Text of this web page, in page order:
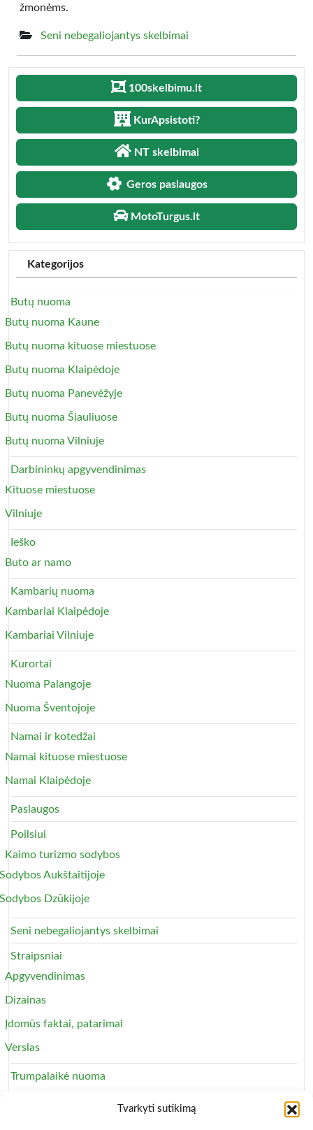
Tvarkyti sutikimą
žmonėms.
Seni nebegaliojantys skelbimai
100skelbimu.lt
KurApsistoti?
NT skelbimai
Geros paslaugos
MotoTurgus.lt
Kategorijos
Butų nuoma
Butų nuoma Kaune
Butų nuoma kituose miestuose
Butų nuoma Klaipėdoje
Butų nuoma Panevėžyje
Butų nuoma Šiauliuose
Butų nuoma Vilniuje
Darbininkų apgyvendinimas
Kituose miestuose
Vilniuje
Ieško
Buto ar namo
Kambarių nuoma
Kambariai Klaipėdoje
Kambariai Vilniuje
Kurortai
Nuoma Palangoje
Nuoma Šventojoje
Namai ir kotedžai
Namai kituose miestuose
Namai Klaipėdoje
Paslaugos
Poilsiui
Kaimo turizmo sodybos
Sodybos Aukštaitijoje
Sodybos Dzūkijoje
Seni nebegaliojantys skelbimai
Straipsniai
Apgyvendinimas
Dizainas
Įdomūs faktai, patarimai
Verslas
Trumpalaikė nuoma